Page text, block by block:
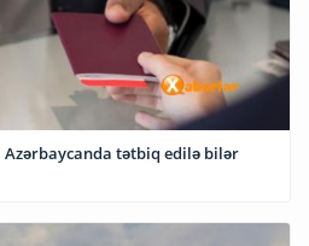
Azərbaycanda tətbiq edilə bilər